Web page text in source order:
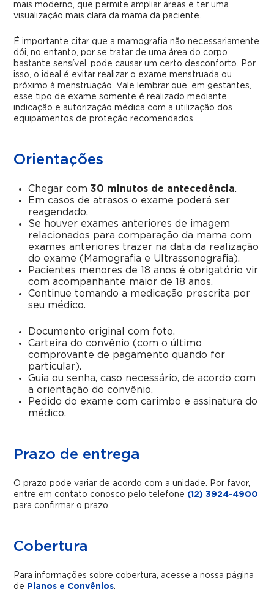
mais moderno, que permite ampliar áreas e ter uma
visualização mais clara da mama da paciente.
É importante citar que a mamografia não necessariamente
dói, no entanto, por se tratar de uma área do corpo
bastante sensível, pode causar um certo desconforto. Por
isso, o ideal é evitar realizar o exame menstruada ou
próximo à menstruação. Vale lembrar que, em gestantes,
esse tipo de exame somente é realizado mediante
indicação e autorização médica com a utilização dos
equipamentos de proteção recomendados.
Orientações
Chegar com30 minutos de antecedência.
Em casos de atrasos o exame poderá ser
reagendado.
Se houver exames anteriores de imagem
relacionados para comparação da mama com
exames anteriores trazer na data da realização
do exame (Mamografia e Ultrassonografia).
Pacientes menores de 18 anos é obrigatório vir
com acompanhante maior de 18 anos.
Continue tomando a medicação prescrita por
seu médico.
Documento original com foto.
Carteira do convênio (com o último
comprovante de pagamento quando for
particular).
Guia ou senha, caso necessário, de acordo com
a orientação do convênio.
Pedido do exame com carimbo e assinatura do
médico.
Prazo de entrega
O prazo pode variar de acordo com a unidade. Por favor,
entre em contato conosco pelo telefone (12) 3924-4900
para confirmar o prazo.
Cobertura
Para informações sobre cobertura, acesse a nossa página
de Planos e Convênios.